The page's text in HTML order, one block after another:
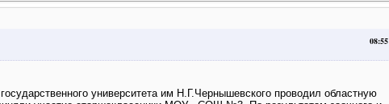
08:55
университета им Н.Г.Чернышевского проводил областную